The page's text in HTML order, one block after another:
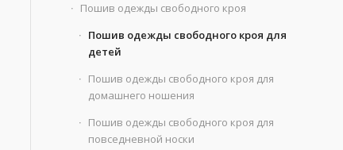
Пошив одежды свободного кроя
Пошив одежды свободного кроя для
детей
Пошив одежды свободного кроя для
домашнего ношения
Пошив одежды свободного кроя для
повседневной носки